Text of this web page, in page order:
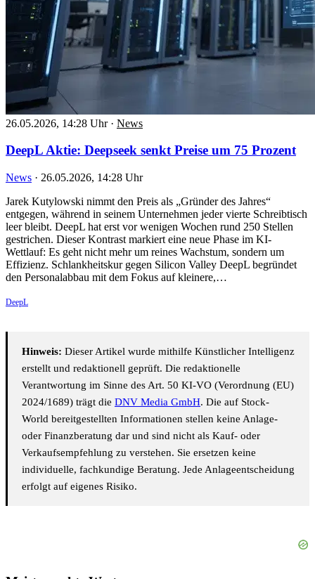
26.05.2026, 14:28 Uhr · News
DeepL Aktie: Deepseek senkt Preise um 75 Prozent
News · 26.05.2026, 14:28 Uhr
Jarek Kutylowski nimmt den Preis als „Gründer des Jahres“
entgegen, während in seinem Unternehmen jeder vierte Schreibtisch
leer bleibt. DeepL hat erst vor wenigen Wochen rund 250 Stellen
gestrichen. Dieser Kontrast markiert eine neue Phase im KI-
Wettlauf: Es geht nicht mehr um reines Wachstum, sondern um
Effizienz. Schlankheitskur gegen Silicon Valley DeepL begründet
den Personalabbau mit dem Fokus auf kleinere,…
DeepL
Hinweis: Dieser Artikel wurde mithilfe Künstlicher Intelligenz
erstellt und redaktionell geprüft. Die redaktionelle
Verantwortung im Sinne des Art. 50 KI-VO (Verordnung (EU)
2024/1689) trägt die DNV Media GmbH. Die auf Stock-
World bereitgestellten Informationen stellen keine Anlage-
oder Finanzberatung dar und sind nicht als Kauf- oder
Verkaufsempfehlung zu verstehen. Sie ersetzen keine
individuelle, fachkundige Beratung. Jede Anlageentscheidung
erfolgt auf eigenes Risiko.